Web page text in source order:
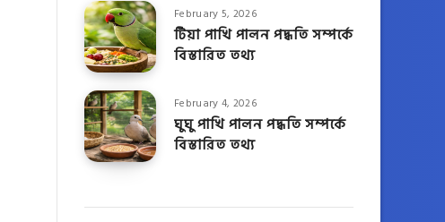
February 5, 2026
টিয়া পাখি পালন পদ্ধতি সম্পর্কে
বিস্তারিত তথ্য
February 4, 2026
ঘুঘু পাখি পালন পদ্ধতি সম্পর্কে
বিস্তারিত তথ্য